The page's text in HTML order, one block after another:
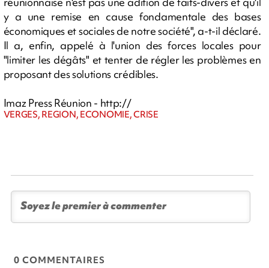
y a une remise en cause fondamentale des bases
économiques et sociales de notre société", a-t-il déclaré.
Il a, enfin, appelé à l'union des forces locales pour
"limiter les dégâts" et tenter de régler les problèmes en
proposant des solutions crédibles.
Imaz Press Réunion - http://
VERGES, REGION, ECONOMIE, CRISE
0 COMMENTAIRES